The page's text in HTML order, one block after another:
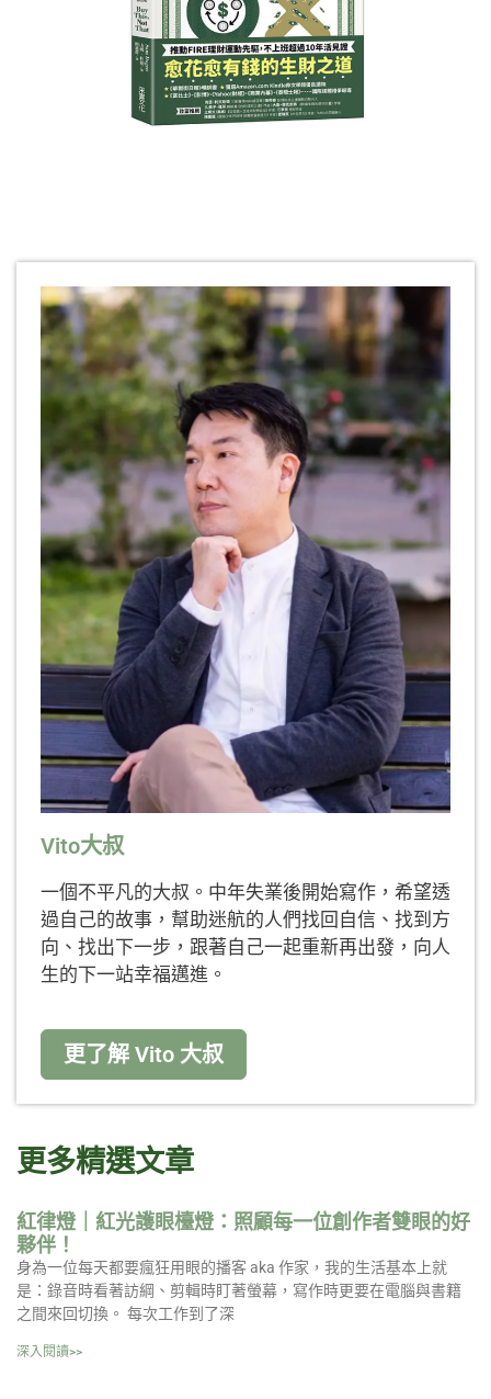
Vito大叔
一個不平凡的大叔。中年失業後開始寫作，希望透
過自己的故事，幫助迷航的人們找回自信、找到方
向、找出下一步，跟著自己一起重新再出發，向人
生的下一站幸福邁進。
更了解 Vito 大叔
更多精選文章
紅律燈｜紅光護眼檯燈：照顧每一位創作者雙眼的好
夥伴！
身為一位每天都要瘋狂用眼的播客 aka 作家，我的生活基本上就
是：錄音時看著訪綱、剪輯時盯著螢幕，寫作時更要在電腦與書籍
之間來回切換。 每次工作到了深
深入閱讀>>